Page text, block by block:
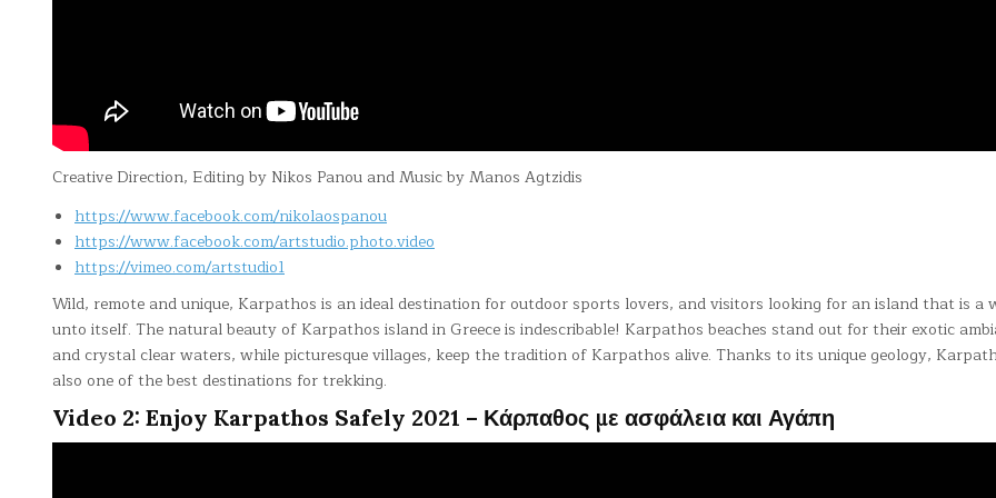
Creative Direction, Editing by Nikos Panou and Music by Manos Agtzidis
https://www.facebook.com/nikolaospanou
https://www.facebook.com/artstudio.photo.video
https://vimeo.com/artstudio1
Wild, remote and unique, Karpathos is an ideal destination for outdoor sports lovers, and visitors looking for an island that is a
unto itself. The natural beauty of Karpathos island in Greece is indescribable! Karpathos beaches stand out for their exotic
and crystal clear waters, while picturesque villages, keep the tradition of Karpathos alive. Thanks to its unique geology,
also one of the best destinations for trekking.
Video 2: Enjoy Karpathos Safely 2021 – Κάρπαθος με ασφάλεια και Αγάπη